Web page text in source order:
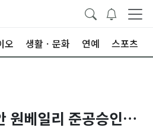
오 생활ㆍ문화 연예 스포츠
원베일리 준공승인…